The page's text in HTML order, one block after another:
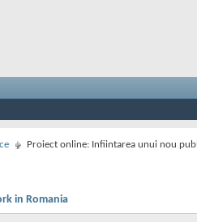
Proiect online: Infiintarea unui nou
in Romania